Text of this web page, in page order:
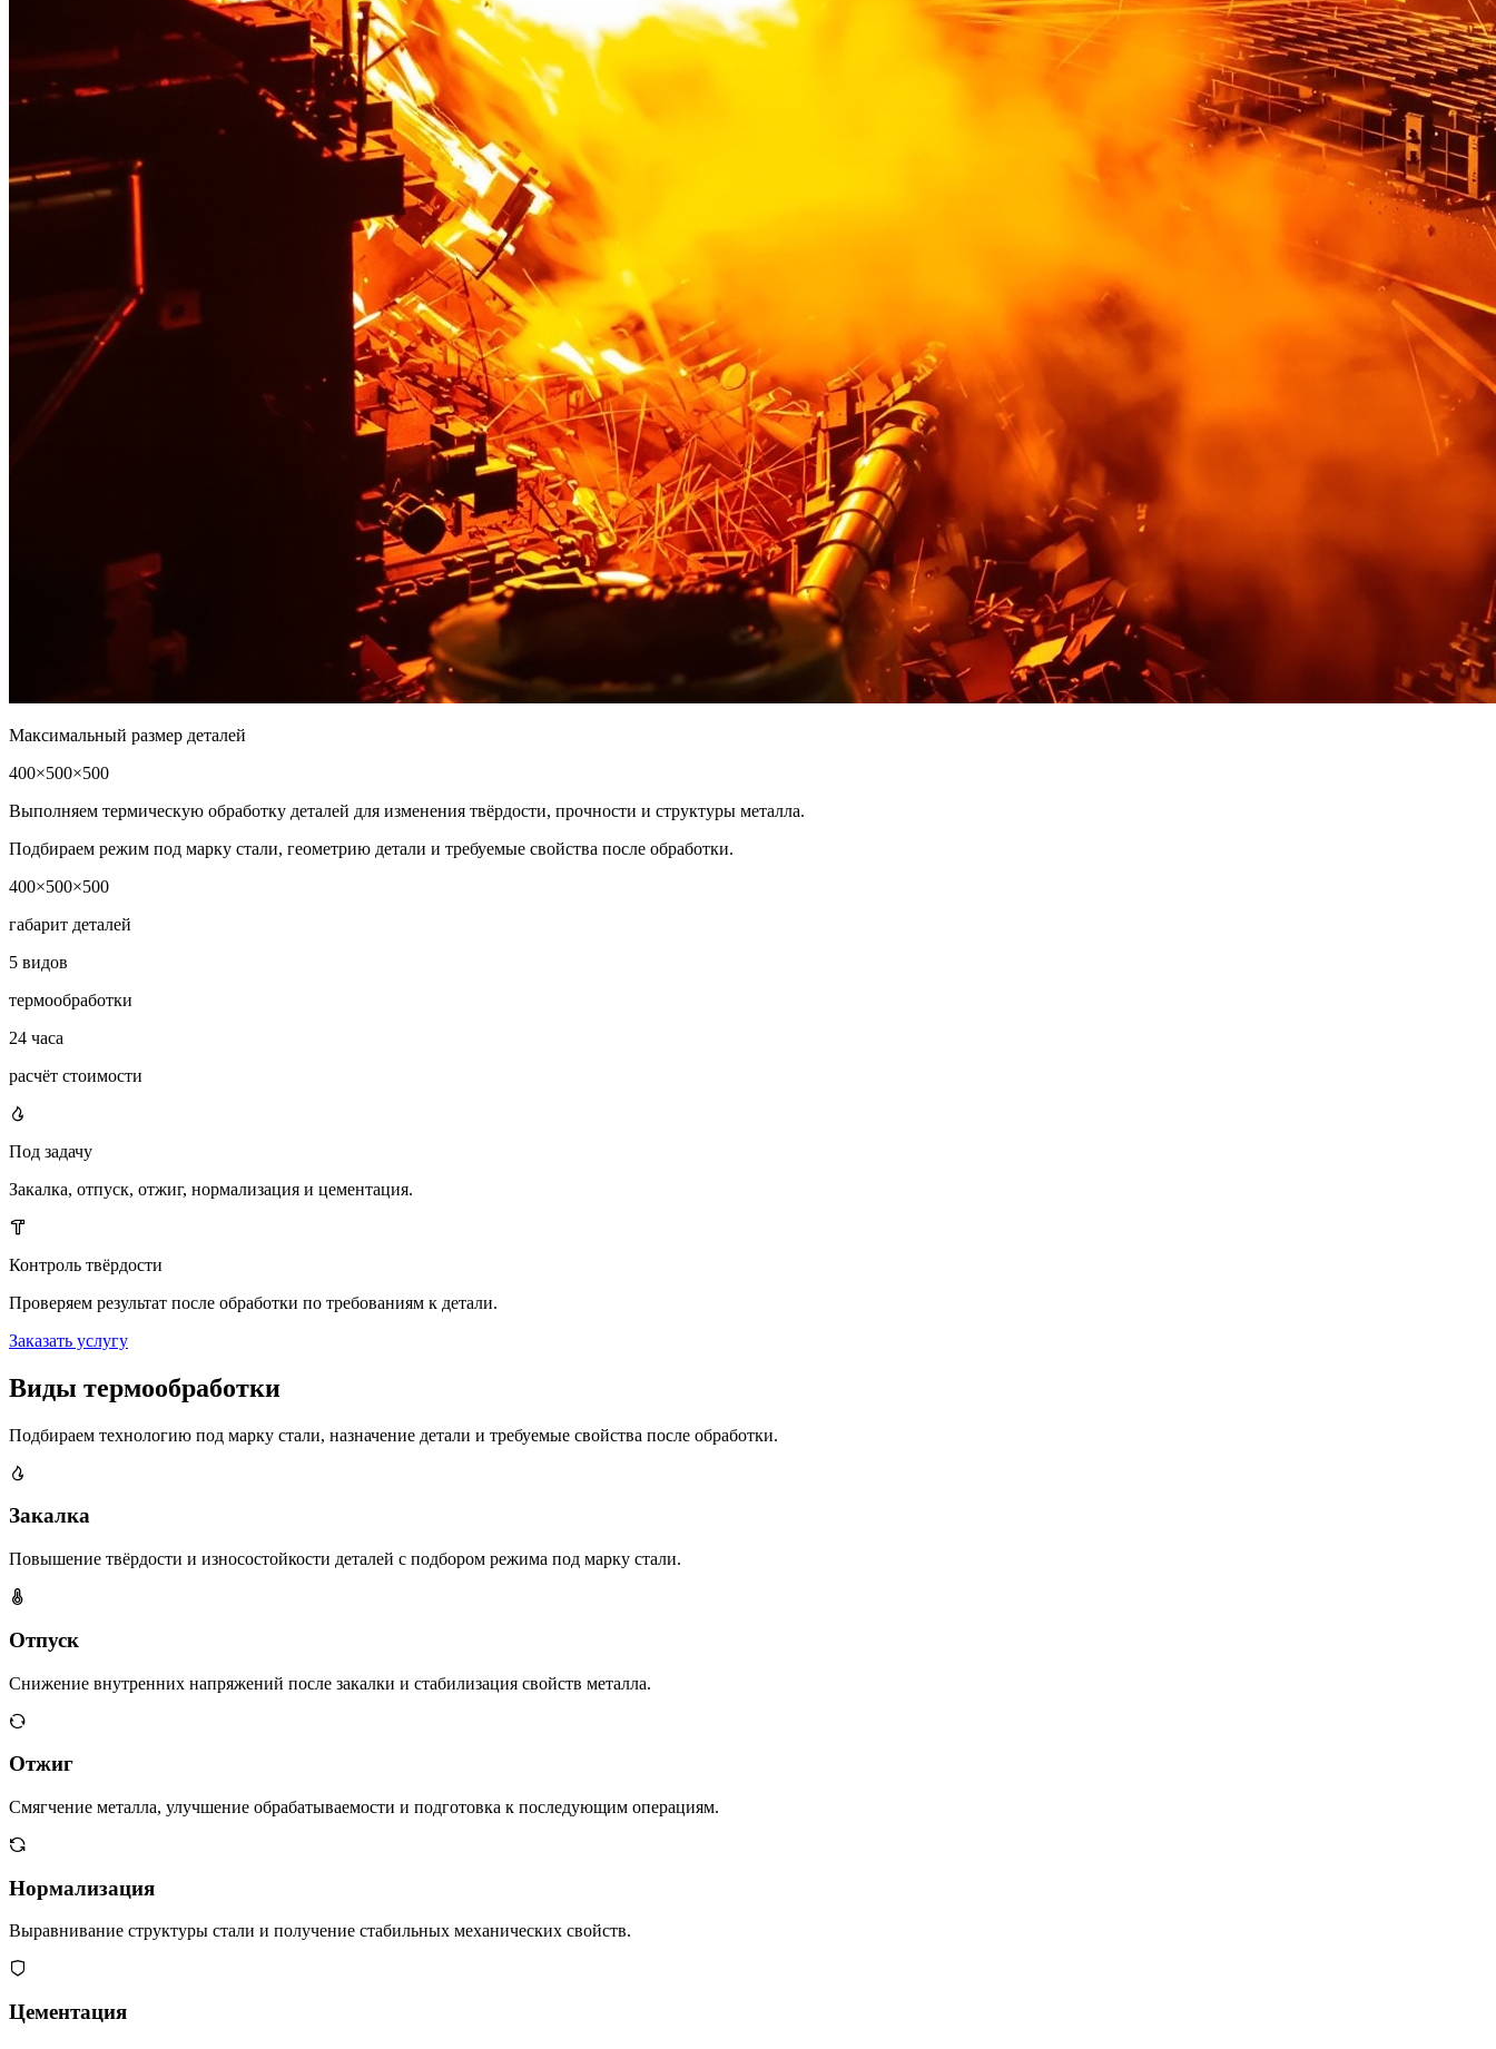
Максимальный размер деталей
400×500×500
Выполняем термическую обработку деталей для изменения твёрдости, прочности и структуры металла.
Подбираем режим под марку стали, геометрию детали и требуемые свойства после обработки.
400×500×500
габарит деталей
5 видов
термообработки
24 часа
расчёт стоимости
Под задачу
Закалка, отпуск, отжиг, нормализация и цементация.
Контроль твёрдости
Проверяем результат после обработки по требованиям к детали.
Заказать услугу
Виды термообработки
Подбираем технологию под марку стали, назначение детали и требуемые свойства после обработки.
Закалка
Повышение твёрдости и износостойкости деталей с подбором режима под марку стали.
Отпуск
Снижение внутренних напряжений после закалки и стабилизация свойств металла.
Отжиг
Смягчение металла, улучшение обрабатываемости и подготовка к последующим операциям.
Нормализация
Выравнивание структуры стали и получение стабильных механических свойств.
Цементация